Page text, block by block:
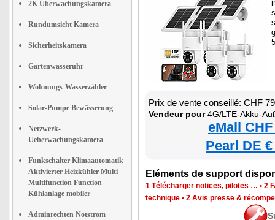
2K Überwachungskamera
Rundumsicht Kamera
Sicherheitskamera
Gartenwasseruhr
Wohnungs-Wasserzähler
Solar-Pumpe Bewässerung
Netzwerk-
Ueberwachungskamera
Funkschalter Klimaautomatik
Aktivierter Heizkühler Multi
Multifunction Function
Kühlanlage mobiler
Adminrechten Notstrom
Prix de vente conseillé: CHF
Vendeur pour4G/LTE-Akku-Außenkamera mit eSIM, 2K-
eMall
Pearl DE
Eléments de support
1 Télécharger notices, pilotes … • 2
technique • 2 Avis presse &